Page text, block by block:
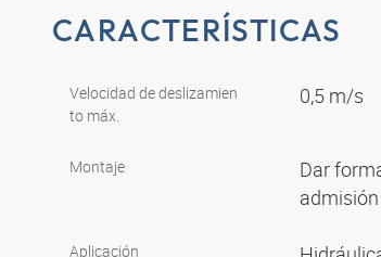
CARACTERÍSTICAS
Velocidad de deslizamien
to máx.
0,5 m/s
Montaje
Dar
admisión
Aplicación